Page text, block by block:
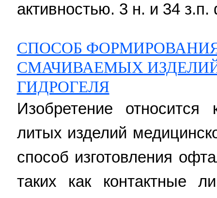
активностью. 3 н. и 34
СПОСОБ
СМАЧИВАЕМЫХ
ГИДРОГЕЛЯ
Изобретение
литых изделий
способ изготовления
таких как контактные